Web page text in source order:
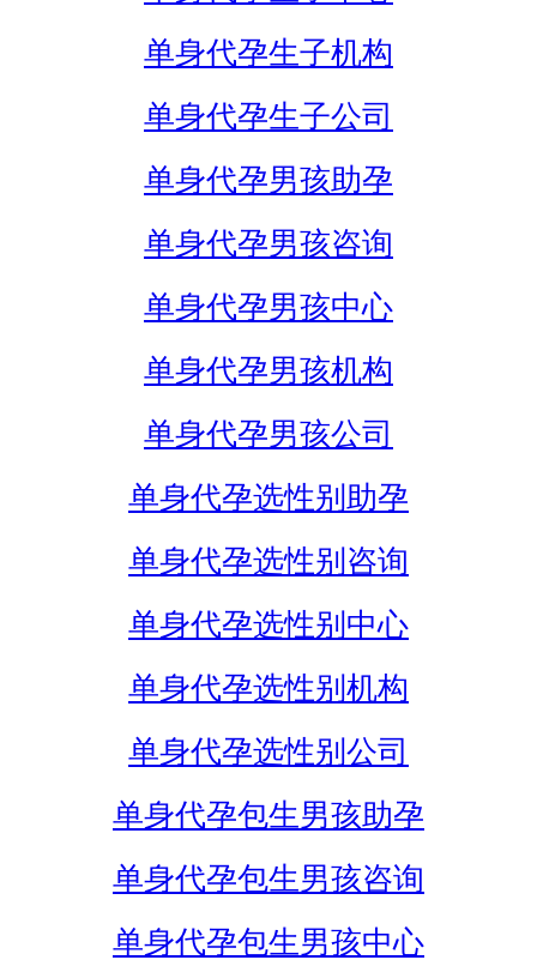
单身代孕生子机构
单身代孕生子公司
单身代孕男孩助孕
单身代孕男孩咨询
单身代孕男孩中心
单身代孕男孩机构
单身代孕男孩公司
单身代孕选性别助孕
单身代孕选性别咨询
单身代孕选性别中心
单身代孕选性别机构
单身代孕选性别公司
单身代孕包生男孩助孕
单身代孕包生男孩咨询
单身代孕包生男孩中心